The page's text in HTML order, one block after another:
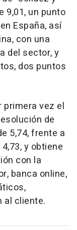
9,01, un punto
España, así
con una
del sector, y
dos puntos
primera vez el
de
5,74, frente a
y obtiene
con la
banca online,
al cliente.